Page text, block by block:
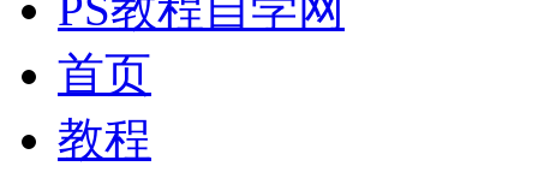
首页
教程